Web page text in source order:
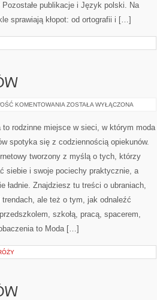
publikacje i Język polski. Na
sprawiają kłopot: od ortografii i […]
KOMENTOWANIA PYTANIA
ZOSTAŁA WYŁĄCZONA
to rodzinne miejsce w sieci, w którym moda
spotyka się z codziennością opiekunów.
tworzony z myślą o tych, którzy
siebie i swoje pociechy praktycznie, a
ładnie. Znajdziesz tu treści o ubraniach,
trendach, ale też o tym, jak odnaleźć
szkołą, pracą, spacerem,
to Moda […]